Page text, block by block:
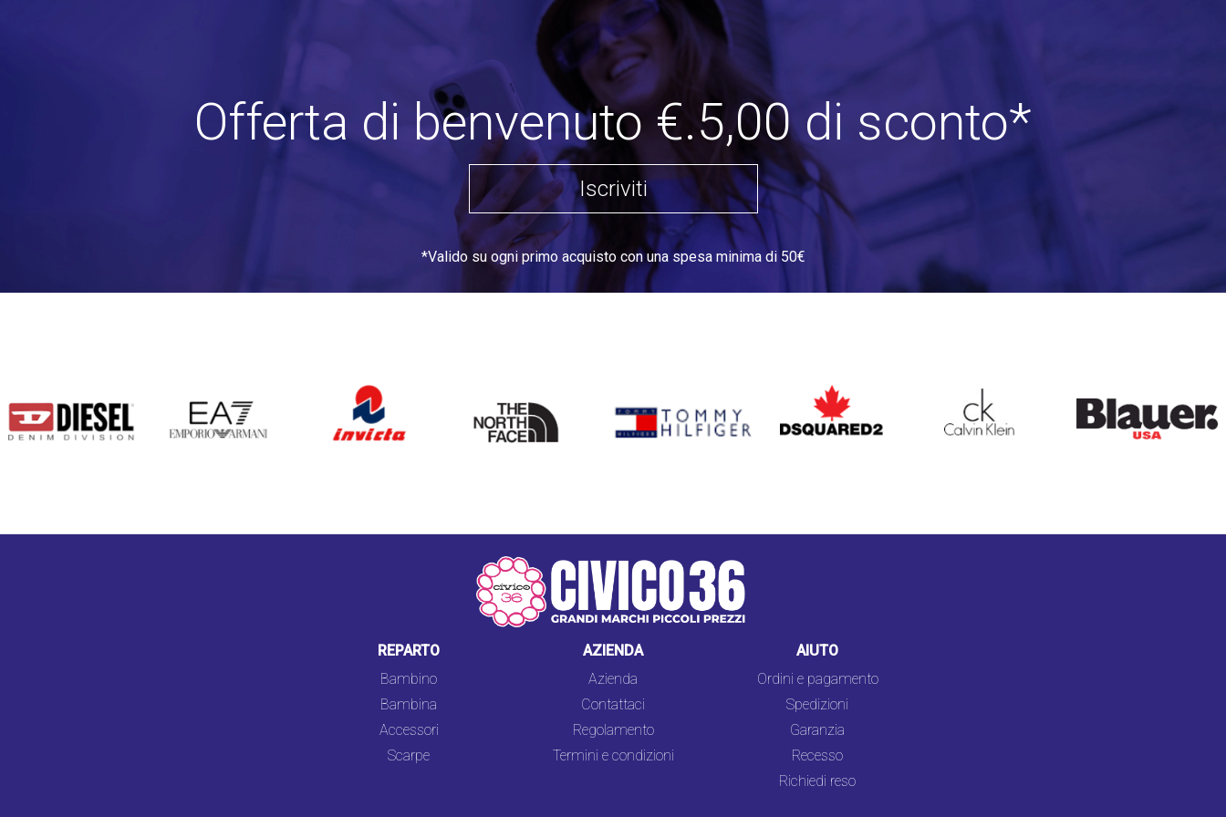
Offerta di benvenuto €.5,00 di sconto*
Iscriviti
*Valido su ogni primo acquisto con una spesa minima di 50€
INVICTA
NORTH
FACE
DSQUARED2 CALVIN KLEIN
REPARTO
Bambino
Bambina
Accessori
Scarpe
AZIENDA
Azienda
Contattaci
Regolamento
Termini e condizioni
AIUTO
Ordini e pagamento
Spedizioni
Garanzia
Recesso
Richiedi reso